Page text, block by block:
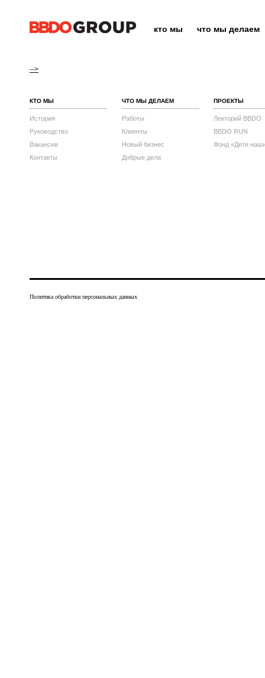
кто мы что мы делаем
-->
КТО МЫ
История
Руководство
Вакансии
Контакты
ЧТО МЫ ДЕЛАЕМ
Работы
Клиенты
Новый бизнес
Добрые дела
ПРОЕКТЫ
Лекторий BBDO
BBDO RUN
Фонд «Дети
Политика обработки персональных данных